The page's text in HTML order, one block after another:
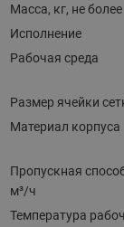
Масса, кг, не более
Исполнение
Рабочая среда
Размер ячейки
Материал корпуса
Пропускная
м³/ч
Температура